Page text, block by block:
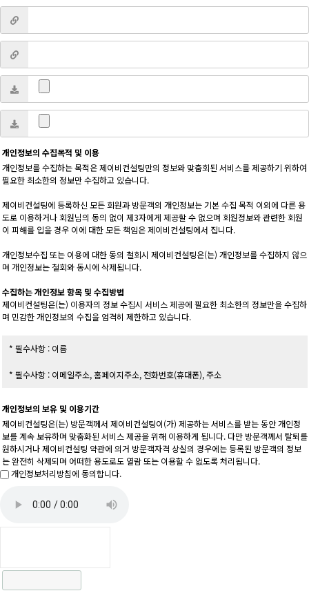
개인정보의 수집목적 및 이용
개인정보를 수집하는 목적은 제이비컨설팅만의 정보와 맞춤회된 서비스를 제공하기 위하여
필요한 최소한의 정보만 수집하고 있습니다.
제이비컨설팅에 등록하신 모든 회원과 방문객의 개인정보는 기본 수집 목적 이외에 다른 용
도로 이용하거나 회원님의 동의 없이 제3자에게 제공할 수 없으며 회원정보와 관련한 회원
이 피해를 입을 경우 이에 대한 모든 책임은 제이비컨설팅에서 집니다.
개인정보수집 또는 이용에 대한 동의 철회시 제이비컨설팅은(는) 개인정보를 수집하지 않으
며 개인정보는 철회와 동시에 삭제됩니다.
수집하는 개인정보 항목 및 수집방법
제이비컨설팅은(는) 이용자의 정보 수집시 서비스 제공에 필요한 최소한의 정보만을 수집하
며 민감한 개인정보의 수집을 엄격히 제한하고 있습니다.
* 필수사항 : 이름
* 필수사항 : 이메일주소, 홈페이지주소, 전화번호(휴대폰), 주소
개인정보의 보유 및 이용기간
제이비컨설팅은(는) 방문객께서 제이비컨설팅이(가) 제공하는 서비스를 받는 동안 개인정
보를 계속 보유하며 맞춤화된 서비스 제공을 위해 이용하게 됩니다. 다만 방문객께서 탈퇴를
원하시거나 제이비컨설팅 약관에 의거 방문객자격 상실의 경우에는 등록된 방문객의 정보
는 완전히 삭제되며 어떠한 용도로도 열람 또는 이용할 수 없도록 처리됩니다.
개인정보처리방침에 동의합니다.